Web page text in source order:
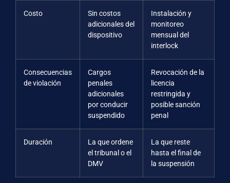
Costo
Sin costos
adicionales del
dispositivo
Instalación y
monitoreo
mensual del
interlock
Consecuencias
de violación
Cargos
penales
adicionales
por conducir
suspendido
Revocación de la
licencia
restringida y
posible sanción
penal
Duración
La que ordene
el tribunal o el
DMV
La que reste
hasta el final de
la suspensión